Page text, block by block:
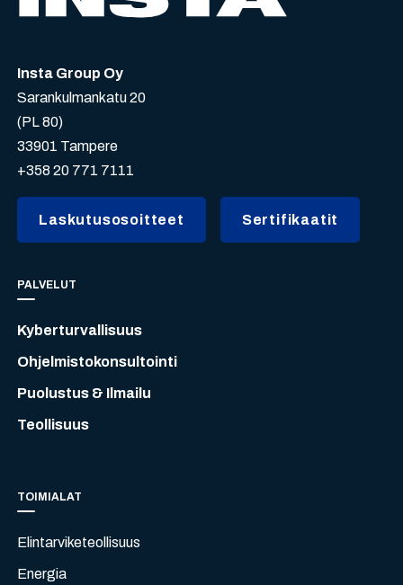
Insta Group Oy
Sarankulmankatu 20
(PL 80)
33901 Tampere
+358 20 771 7111
Laskutusosoitteet Sertifikaatit
PALVELUT
Kyberturvallisuus
Ohjelmistokonsultointi
Puolustus & Ilmailu
Teollisuus
TOIMIALAT
Elintarviketeollisuus
Energia